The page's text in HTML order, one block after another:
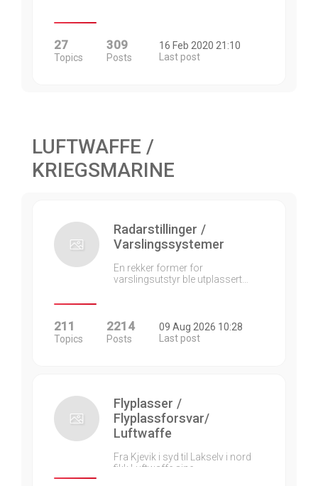
27
Topics
309
Posts
16 Feb 2020 21:10
Last post
LUFTWAFFE /
KRIEGSMARINE
Radarstillinger /
Varslingssystemer
En rekker former for
varslingsutstyr ble utplassert…
211
Topics
2214
Posts
09 Aug 2026 10:28
Last post
Flyplasser /
Flyplassforsvar/
Luftwaffe
Fra Kjevik i syd til Lakselv i nord
fikk Luftwaffe sine…